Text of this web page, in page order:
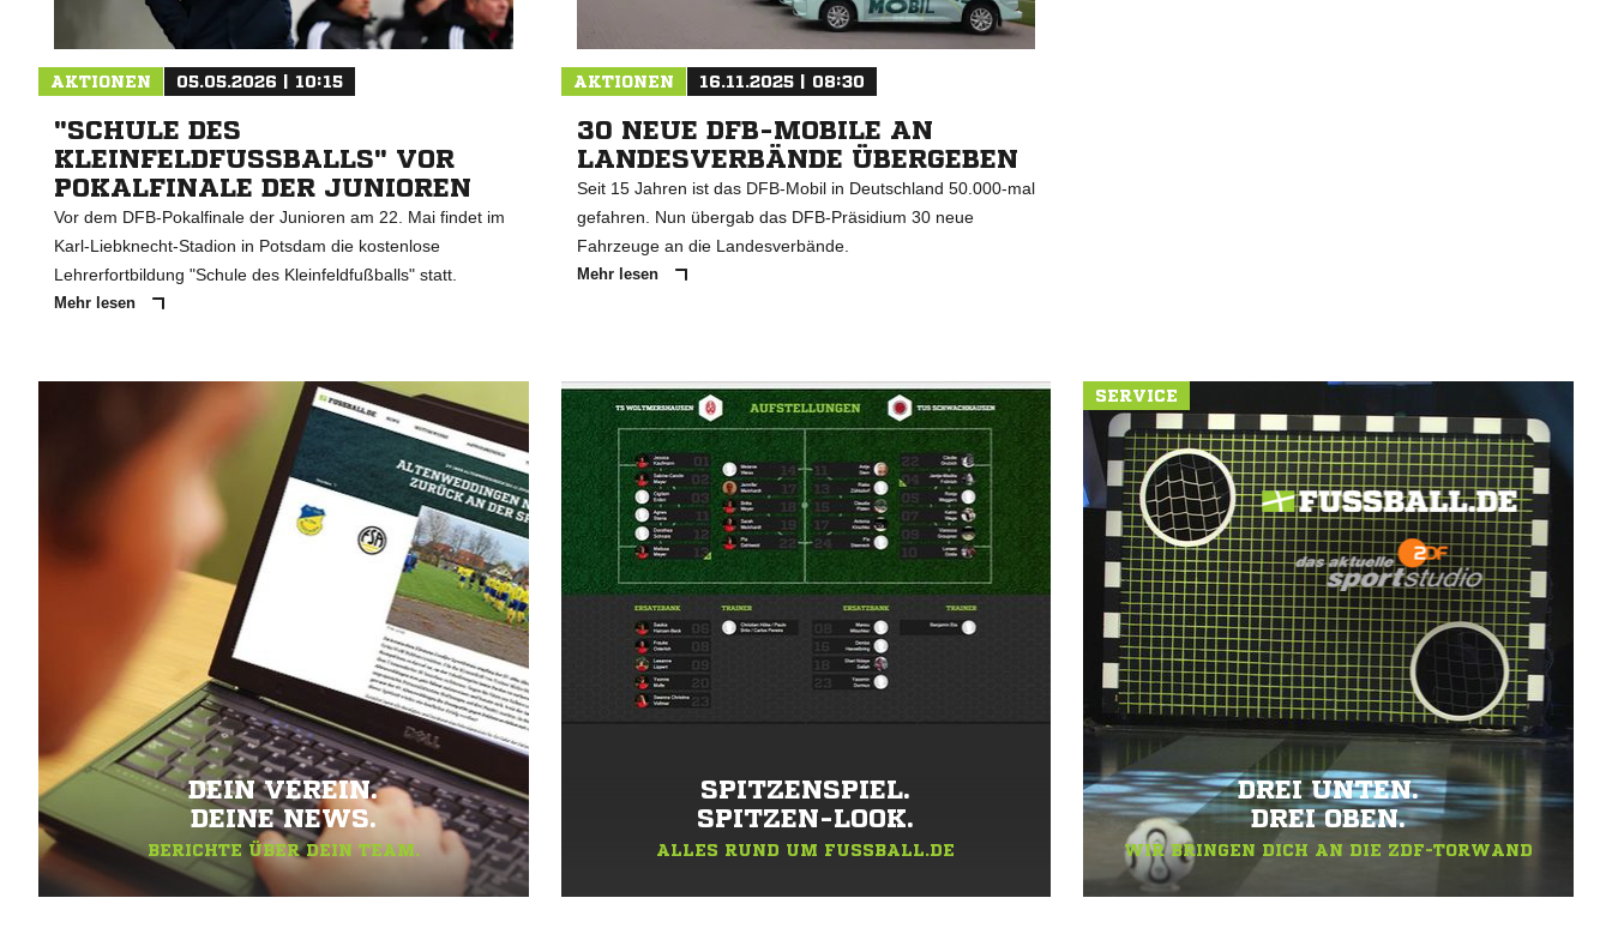
AKTIONEN 05.05.2026 | 10:15
"SCHULE DES
KLEINFELDFUSSBALLS" VOR P
OKALFINALE DER JUNIOREN
Vor dem DFB-Pokalfinale der Junioren am 22. Mai findet im
Karl-Liebknecht-Stadion in Potsdam die kostenlose
Lehrerfortbildung "Schule des Kleinfeldfußballs" statt.
Mehr lesen
AKTIONEN 16.11.2025 | 08:30
30 NEUE DFB-MOBILE AN
LANDESVERBÄNDE ÜBERGEBEN
Seit 15 Jahren ist das DFB-Mobil in Deutschland 50.000-mal
gefahren. Nun übergab das DFB-Präsidium 30 neue
Fahrzeuge an die Landesverbände.
Mehr lesen
DEIN VEREIN.
DEINE NEWS.
BERICHTE ÜBER DEIN TEAM.
SPITZENSPIEL.
SPITZEN-LOOK.
ALLES RUND UM FUSSBALL.DE
SERVICE
DREI UNTEN.
DREI OBEN.
WIR BRINGEN DICH AN DIE ZDF-TORWAND